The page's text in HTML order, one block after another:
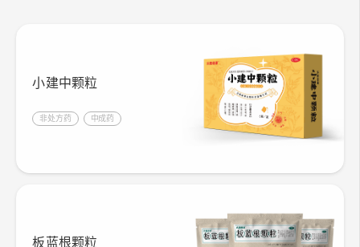
小建中颗粒
非处方药 中成药
板蓝根颗粒